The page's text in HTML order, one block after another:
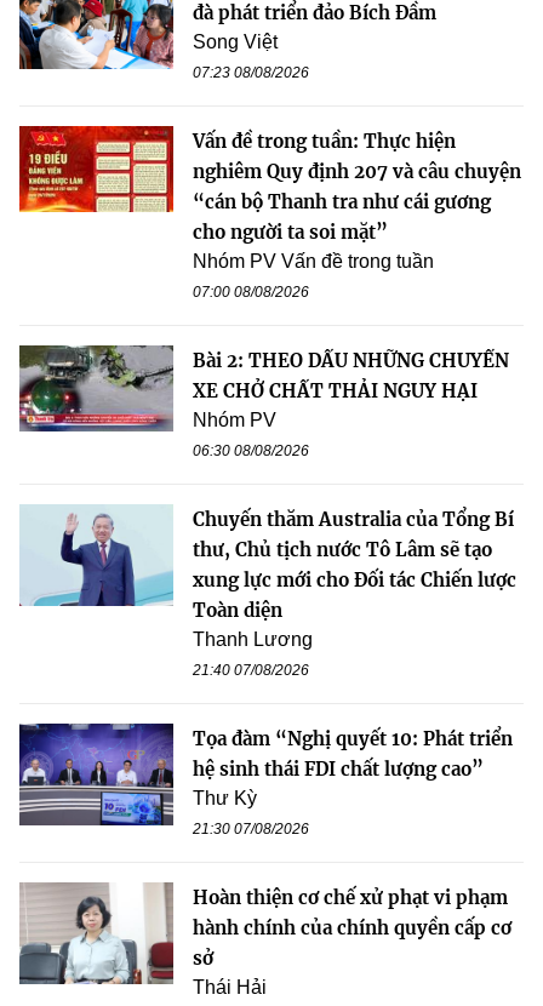
đà phát triển đảo Bích Đầm
Song Việt
07:23 08/08/2026
Vấn đề trong tuần: Thực hiện
nghiêm Quy định 207 và câu chuyện
“cán bộ Thanh tra như cái gương
cho người ta soi mặt”
Nhóm PV Vấn đề trong tuần
07:00 08/08/2026
Bài 2: THEO DẤU NHỮNG CHUYẾN
XE CHỞ CHẤT THẢI NGUY HẠI
Nhóm PV
06:30 08/08/2026
Chuyến thăm Australia của Tổng Bí
thư, Chủ tịch nước Tô Lâm sẽ tạo
xung lực mới cho Đối tác Chiến lược
Toàn diện
Thanh Lương
21:40 07/08/2026
Tọa đàm “Nghị quyết 10: Phát triển
hệ sinh thái FDI chất lượng cao”
Thư Kỳ
21:30 07/08/2026
Hoàn thiện cơ chế xử phạt vi phạm
hành chính của chính quyền cấp cơ
sở
Thái Hải